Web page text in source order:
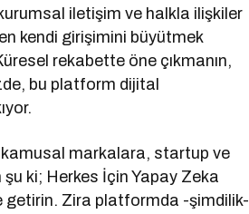
iletişim ve halkla ilişkiler
kendi girişimini büyütmek
rekabette öne çıkmanın,
bu platform dijital
markalara, startup ve
ki; Herkes İçin Yapay Zeka
getirin. Zira platformda -şimdilik-